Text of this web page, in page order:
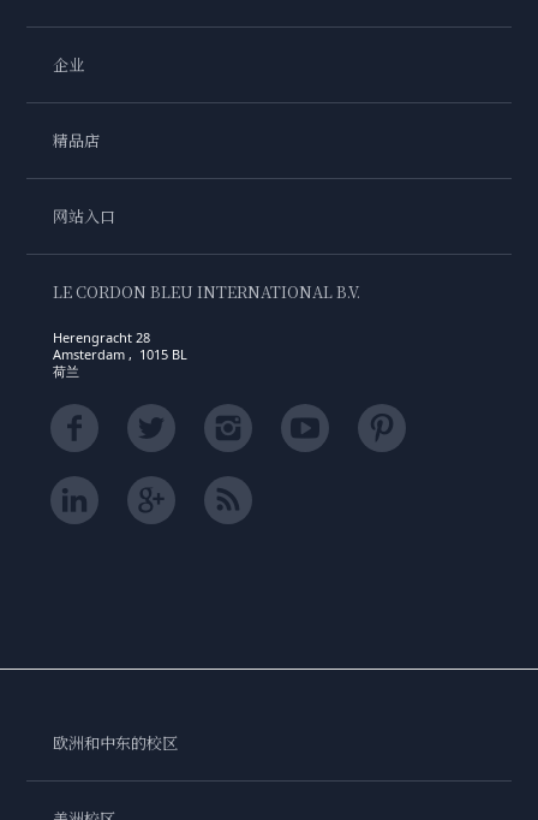
企业
精品店
网站入口
LE CORDON BLEU INTERNATIONAL B.V.
Herengracht 28
Amsterdam , 1015 BL
荷兰
欧洲和中东的校区